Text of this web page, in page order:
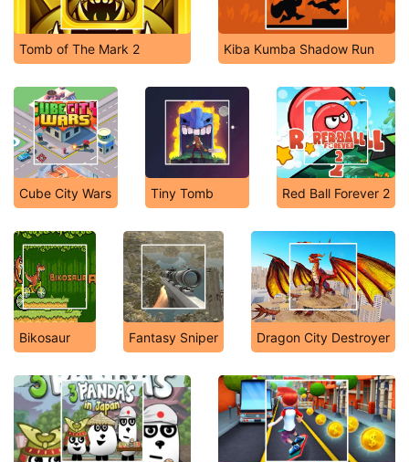
Tomb of The Mark 2 Kiba Kumba Shadow Run
Cube City Wars Tiny Tomb Red Ball Forever 2
Bikosaur Fantasy Sniper Dragon City Destroyer